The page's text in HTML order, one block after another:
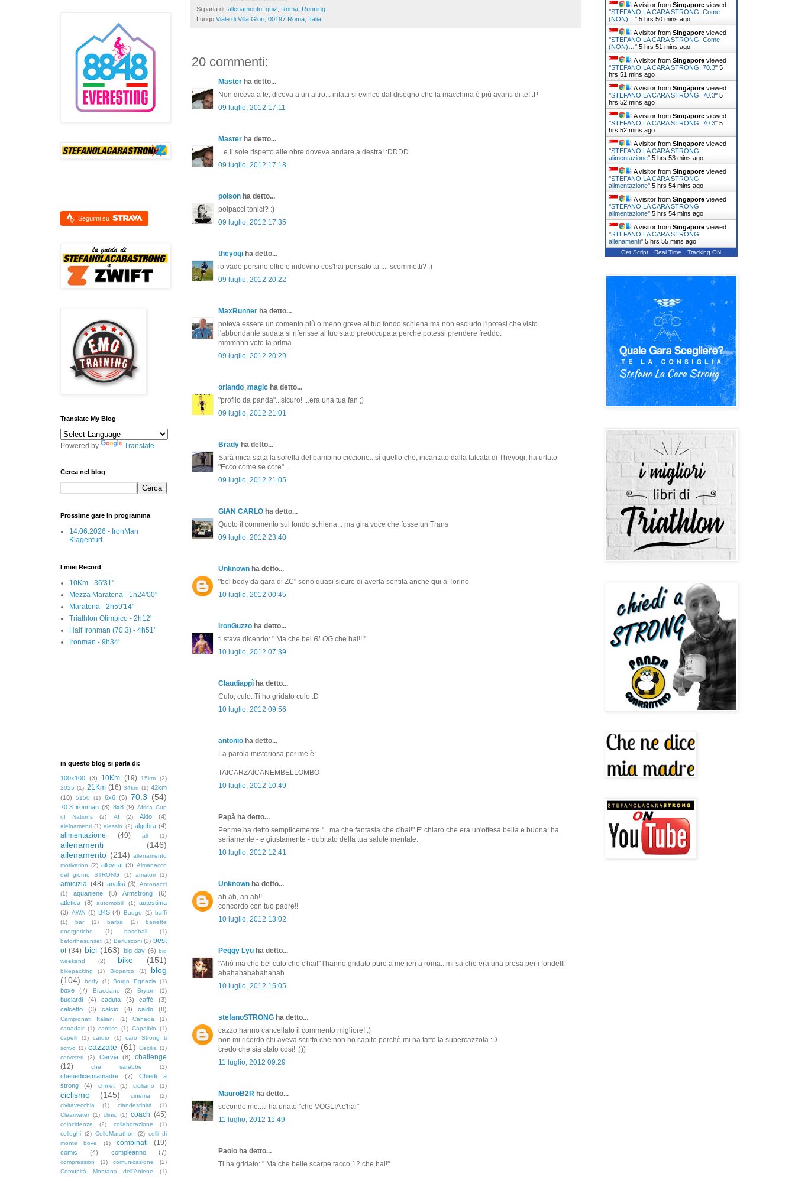
Si parla di: allenamento quiz Roma Running
Luogo Viale di Villa Glori, 00197 Roma, Italia
20 commenti:
Master ha detto...
Non diceva a te, diceva a un altro... infatti si evince dal disegno che la macchina è più avanti di te! :P
09 luglio, 2012 17:11
Master ha detto...
...e il sole rispetto alle obre doveva andare a destra! :DDDD
09 luglio, 2012 17:18
poison ha detto...
polpacci tonici? :)
09 luglio, 2012 17:35
theyogi ha detto...
io vado persino oltre e indovino cos'hai pensato tu..... scommetti? :)
09 luglio, 2012 20:22
MaxRunner ha detto...
poteva essere un comento più o meno greve al tuo fondo schiena ma non escludo l'ipotesi che visto
l'abbondante sudata si riferisse al tuo stato preoccupata perchè potessi prendere freddo.
mmmhhh voto la prima.
09 luglio, 2012 20:29
orlando ҉ magic ha detto...
"profilo da panda"...sicuro! ...era una tua fan ;)
09 luglio, 2012 21:01
Brady ha detto...
Sarà mica stata la sorella del bambino ciccione...sì quello che, incantato dalla falcata di Theyogi, ha urlato
"Ecco come se core"...
09 luglio, 2012 21:05
GIAN CARLO ha detto...
Quoto il commento sul fondo schiena... ma gira voce che fosse un Trans
09 luglio, 2012 23:40
Unknown ha detto...
"bel body da gara di ZC" sono quasi sicuro di averla sentita anche qui a Torino
10 luglio, 2012 00:45
IronGuzzo ha detto...
ti stava dicendo: " Ma che bel BLOG che hai!!!"
10 luglio, 2012 07:39
Claudiappì ha detto...
Culo, culo. Ti ho gridato culo :D
10 luglio, 2012 09:56
antonio ha detto...
La parola misteriosa per me è:
TAICARZAICANEMBELLOMBO
10 luglio, 2012 10:49
Papà ha detto...
Per me ha detto semplicemente " ..ma che fantasia che c'hai!" E' chiaro che era un'offesa bella e buona: ha
seriamente - e giustamente - dubitato della tua salute mentale.
10 luglio, 2012 12:41
Unknown ha detto...
ah ah, ah ah!!
concordo con tuo padre!!
10 luglio, 2012 13:02
Peggy Lyu ha detto...
"Ahò ma che bel culo che c'hai!" l'hanno gridato pure a me ieri a roma...mi sa che era una presa per i fondelli
ahahahahahahahah
10 luglio, 2012 15:05
stefanoSTRONG ha detto...
cazzo hanno cancellato il commento migliore! :)
non mi ricordo chi aveva scritto che non ho capito perchè mi ha fatto la supercazzola :D
credo che sia stato così! :)))
11 luglio, 2012 09:29
MauroB2R ha detto...
secondo me...ti ha urlato "che VOGLIA c'hai"
11 luglio, 2012 11:49
Paolo ha detto...
Ti ha gridato: " Ma che belle scarpe tacco 12 che hai!"
Seguimi su
Translate My Blog
Powered by Translate
Cerca nel blog
Prossime gare in programma
14.06.2026 - IronMan
Klagenfurt
I miei Record
10Km - 36'31"
Mezza Maratona - 1h24'00"
Maratona - 2h59'14"
Triathlon Olimpico - 2h12'
Half Ironman (70.3) - 4h51'
Ironman - 9h34'
in questo blog si parla di:
100x100 (3) 10Km (19) 15km
(2)
2025 (1) 21Km (16) 34km (1) 42km
(10)
5150 (1) 6x6 (5) 70.3 (54)
70.3 ironman (8) 8x8 (9) Africa Cup
of Nations
(2) AI (2) Aldo (4)
alelnamenti (1) alessio (2) algebra (4)
alimentazione (40) all (1)
allenamenti
(146)
allenamento (214) allenamento
motivation (2) alleycat (3) Almanacco
del giorno STRONG
(1) amatori (1)
amicizia (48) analisi (3)
Antonacci
(1)
aquaniene (8) Armstrong
(6)
atletica (8) automobili (1) autostima
(3) AWA (1) B4S (4) Badge (1) baffi
(1)
bar (1) barba (2)
barrette
energetiche
(1) baseball
(1)
beforthesunset (1) Berlusconi (2) best
of (34) bici (163) big day (6) big
weekend
(2) bike (151)
bikepacking (1) Bioparco (1)
blog
(104)
body (1) Borgo Egnazia (1)
boxe (7) Bracciano (2) Bryton (1)
buciardi (4) caduta (3) caffè
(3)
calcetto
(3) calcio (4) caldo (8)
Campionati Italiani (1) Canada
(1)
canadair (1) cantico (1) Capalbio
(1)
capelli
(1) cardio (1)
caro Strong ti
scrivo (1) cazzate (61) Cecilia (1)
cerveteri
(2) Cervia (8)
challenge
(12)
che sarebbe (1)
chenedicemiamadre (7)
Chiedi a
strong
(4) chmet (1) ciciliano (1)
ciclismo (145) cinema
(2)
civitavecchia
(1) clandestinità
(1)
Clearwater (1) clinic (1) coach (45)
coincidenze (2) collaborazione
(1)
colleghi (2) ColleMarathon (2) colli di
monte bove
(1) combinati (19)
comic (4) compleanno (7)
compression (1) comunicazione
(2)
Comunità Montana dell'Aniene
(1)
A visitor from Singapore viewed
"STEFANO LA CARA STRONG: Come
(NON)… " 5 hrs 51 mins ago
A visitor from Singapore viewed
"STEFANO LA CARA STRONG: Come
(NON)… " 5 hrs 51 mins ago
A visitor from Singapore viewed
"STEFANO LA CARA STRONG: 70.3" 5
hrs 51 mins ago
A visitor from Singapore viewed
"STEFANO LA CARA STRONG: 70.3" 5
hrs 52 mins ago
A visitor from Singapore viewed
"STEFANO LA CARA STRONG: 70.3" 5
hrs 52 mins ago
A visitor from Singapore viewed
"STEFANO LA CARA STRONG:
alimentazione" 5 hrs 53 mins ago
A visitor from Singapore viewed
"STEFANO LA CARA STRONG:
alimentazione" 5 hrs 54 mins ago
A visitor from Singapore viewed
"STEFANO LA CARA STRONG:
alimentazione" 5 hrs 54 mins ago
A visitor from Singapore viewed
"STEFANO LA CARA STRONG:
allenamenti" 5 hrs 55 mins ago
Get Script Real Time Tracking ON